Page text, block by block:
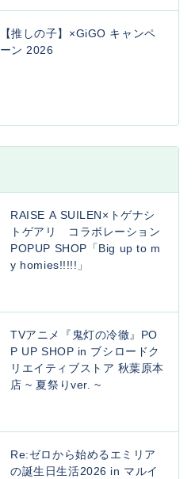
【推しの子】×GiGO キャンペ
ーン 2026
RAISE A SUILEN×トゲナシ
トゲアリ コラボレーション
POPUP SHOP「Big up to m
y homies!!!!!」
TVアニメ『鬼灯の冷徹』PO
P UP SHOP in ブシロードク
リエイティブストア 秋葉原本
店 ~ 夏祭りver. ~
Re:ゼロから始めるエミリア
の誕生日生活2026 in マルイ